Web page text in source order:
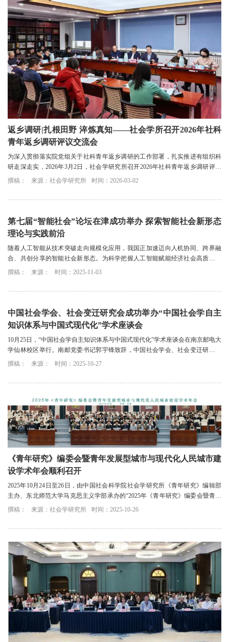
返乡调研|扎根田野 淬炼真知——社会学所召开2026年社科
青年返乡调研评议交流会
为深入贯彻落实院党组关于社科青年返乡调研的工作部署，扎实推进有组织科
研走深走实，2026年3月2日，社会学研究所召开2026年社科青年返乡调研评议
交流会。
撰稿： 来源：社会学研究所 时间：2026-03-02
第七届“智能社会”论坛在津成功举办 探索智能社会新形态
理论与实践前沿
随着人工智能从技术突破走向规模化应用，我国正加速迈向人机协同、跨界融
合、共创分享的智能社会新形态。为科学把握人工智能赋能经济社会高质量发
展的机遇与挑战，以学术远见引领时代步伐，...
撰稿： 来源： 时间：2025-11-03
中国社会学会、社会变迁研究会成功举办“中国社会学自主
知识体系与中国式现代化”学术座谈会
10月25日，“中国社会学自主知识体系与中国式现代化”学术座谈会在南京邮电大
学仙林校区举行。南邮党委书记郭宇锋致辞，中国社会学会、社会变迁研究会
及江苏社会学界专家出席会议。
撰稿： 来源： 时间：2025-10-27
《青年研究》编委会暨青年发展型城市与现代化人民城市建
设学术年会顺利召开
2025年10月24日至26日，由中国社会科学院社会学研究所《青年研究》编辑部
主办、东北师范大学马克思主义学部承办的“2025年《青年研究》编委会暨青年
发展型城市与现代化人民城市建设学术年会...
撰稿： 来源：社会学研究所 时间：2025-10-26